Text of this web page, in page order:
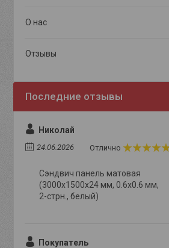
О нас
Отзывы
Николай
24.06.2026 Отлично
Сэндвич панель матовая
(3000x1500x24 мм, 0.6х0.6 мм,
2-стрн., белый)
Покупатель